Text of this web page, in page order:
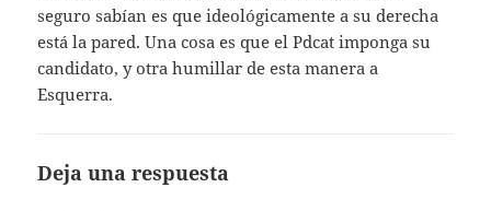
seguro sabían es que ideológicamente a su derecha
está la pared. Una cosa es que el Pdcat imponga su
candidato, y otra humillar de esta manera a
Esquerra.
Deja una respuesta